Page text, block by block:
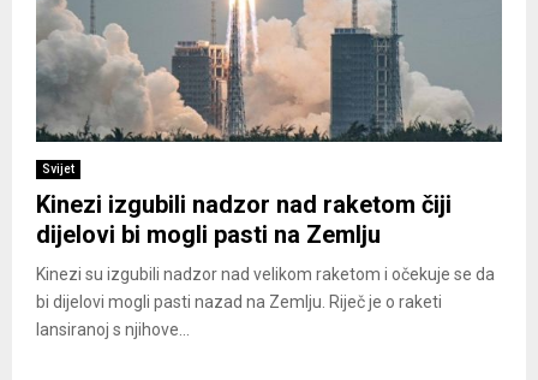
Svijet
Kinezi izgubili nadzor nad raketom čiji
dijelovi bi mogli pasti na Zemlju
Kinezi su izgubili nadzor nad velikom raketom i očekuje se da
bi dijelovi mogli pasti nazad na Zemlju. Riječ je o raketi
lansiranoj s njihove...